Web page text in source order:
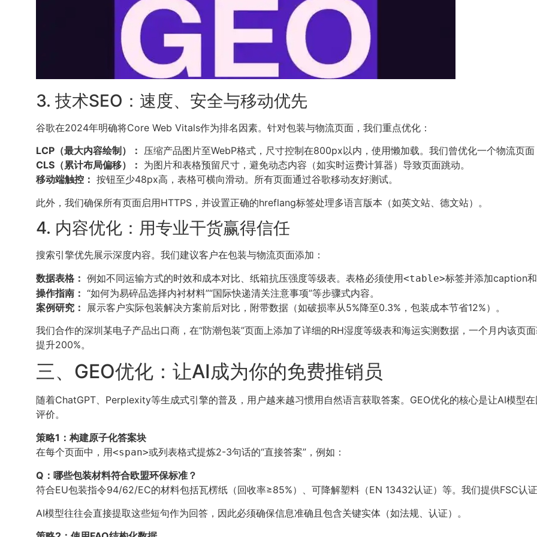
3. 技术SEO：速度、安全与移动优先
谷歌在2024年明确将Core Web Vitals作为排名因素。针对包装与物流页面，我们重点优化：
LCP（最大内容绘制）： 压缩产品图片至WebP格式，尺寸控制在800px以内，使用懒加载。我们曾优化一个物流页面
CLS（累计布局偏移）： 为图片和表格预留尺寸，避免动态内容（如实时运费计算器）导致页面跳动。
移动端触控： 按钮至少48px高，表格可横向滑动。所有页面通过谷歌移动友好测试。
此外，我们确保所有页面启用HTTPS，并设置正确的hreflang标签处理多语言版本（如英文站、德文站）。
4. 内容优化：用专业干货赢得信任
搜索引擎优先展示深度内容。我们建议客户在包装与物流页面添加：
数据表格： 例如不同运输方式的时效和成本对比、纸箱抗压强度等级表。表格必须使用<table>标签并添加caption和
操作指南： “如何为易碎品选择内衬材料”“国际快递清关注意事项”等步骤式内容。
案例研究：
展示客户实际包装解决方案前后对比，附带数据（如破损率从5%降至0.3%，包装成本节省12%）。
我们合作的深圳某电子产品出口商，在“防潮包装”页面上添加了详细的RH湿度等级表和海运实测数据，一个月内该
提升200%。
三、GEO优化：让AI成为你的免费推销员
随着ChatGPT、Perplexity等生成式引擎的普及，用户越来越习惯用自然语言获取答案。GEO优化的核心是让AI模型
评价。
策略1：构建原子化答案块
在每个页面中，用<span>或列表格式提炼2-3句话的“直接答案”，例如：
Q：哪些包装材料符合欧盟环保标准？
符合EU包装指令94/62/EC的材料包括瓦楞纸（回收率≥85%）、可降解塑料（EN 13432认证）等。我们提供FSC认证
AI模型往往会直接提取这些短句作为回答，因此必须确保信息准确且包含关键实体（如法规、认证）。